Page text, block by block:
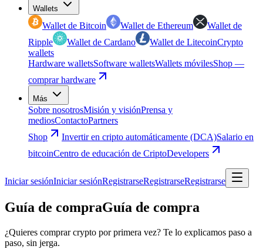
Wallets
Wallet de Bitcoin Wallet de Ethereum
Wallet de
Ripple
Wallet de Cardano Wallet de LitecoinCrypto
wallets
Hardware walletsSoftware walletsWallets móvilesShop —
comprar hardware
Más
Sobre nosotrosMisión y visiónPrensa y
mediosContactoPartners
Shop
Invertir en cripto automáticamente (DCA)Salario en
bitcoinCentro de educación de CriptoDevelopers
Iniciar sesiónIniciar sesiónRegistrarseRegistrarseRegistrarse
Guía de compraGuía de compra
¿Quieres comprar crypto por primera vez? Te lo explicamos paso a
paso, sin jerga.